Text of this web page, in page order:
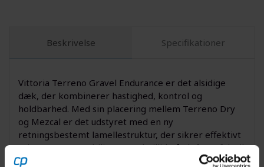
Beskrivelse Specifikationer
Vittoria Terreno Gravel Endurance er det alsidige
dæk, der kombinerer hastighed, kontrol og
holdbarhed. Med sin placering mellem Terreno Dry
og Mezcal er det udstyret med en ny
retningsbestemt lamellestruktur, der sikrer effektivt
svingmønster, stabilitet og selvtillid på alt fra asfalt til
grus. Endurance-konstruktionen med forstærket